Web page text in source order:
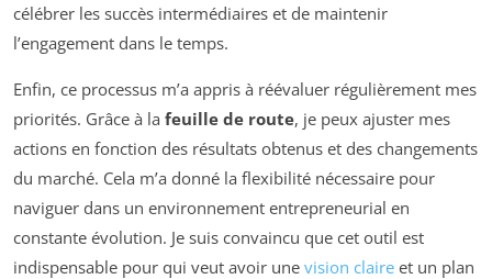
célébrer les succès intermédiaires et de maintenir
l’engagement dans le temps.
Enfin, ce processus m’a appris à réévaluer régulièrement mes
priorités. Grâce à la feuille de route, je peux ajuster mes
actions en fonction des résultats obtenus et des changements
du marché. Cela m’a donné la flexibilité nécessaire pour
naviguer dans un environnement entrepreneurial en
constante évolution. Je suis convaincu que cet outil est
indispensable pour qui veut avoir une vision claire et un plan